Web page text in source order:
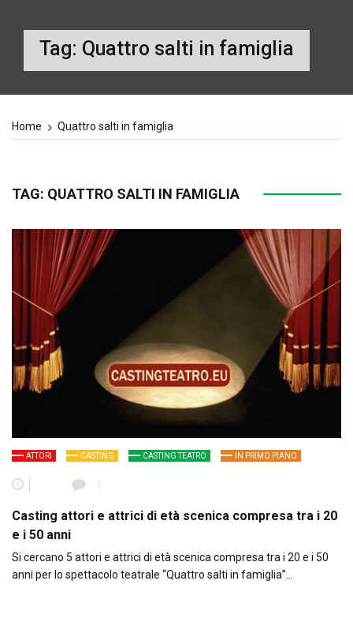
Tag: Quattro salti in famiglia
Home Quattro salti in famiglia
TAG: QUATTRO SALTI IN FAMIGLIA
ATTORI CASTING CASTING TEATRO IN PRIMO PIANO
1
Casting attori e attrici di età scenica compresa tra i 20
e i 50 anni
Si cercano 5 attori e attrici di età scenica compresa tra i 20 e i 50
anni per lo spettacolo teatrale “Quattro salti in famiglia”…